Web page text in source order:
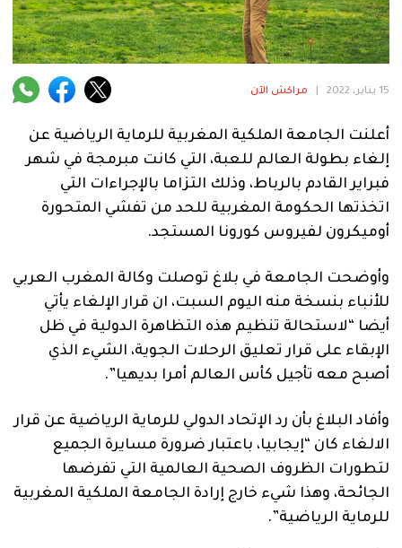
فنية
منوعة
آراء
15 يناير، 2022 مراكش الآن
أعلنت الجامعة الملكية المغربية للرماية الرياضية عن
إلغاء بطولة العالم للعبة، التي كانت مبرمجة في شهر
فبراير القادم بالرباط، وذلك التزاما بالإجراءات التي
اتخذتها الحكومة المغربية للحد من تفشي المتحورة
أوميكرون لفيروس كورونا المستجد.
وأوضحت الجامعة في بلاغ توصلت وكالة المغرب العربي
للأنباء بنسخة منه اليوم السبت، ان قرار الإلغاء يأتي
أيضا “لاستحالة تنظيم هذه التظاهرة الدولية في ظل
الإبقاء على قرار تعليق الرحلات الجوية، الشيء الذي
أصبح معه تأجيل كأس العالم أمرا بديهيا”.
وأفاد البلاغ بأن رد الإتحاد الدولي للرماية الرياضية عن قرار
الالغاء كان “إيجابيا، باعتبار ضرورة مسايرة الجميع
لتطورات الظروف الصحية العالمية التي تفرضها
الجائحة، وهذا شيء خارج إرادة الجامعة الملكية المغربية
للرماية الرياضية”.